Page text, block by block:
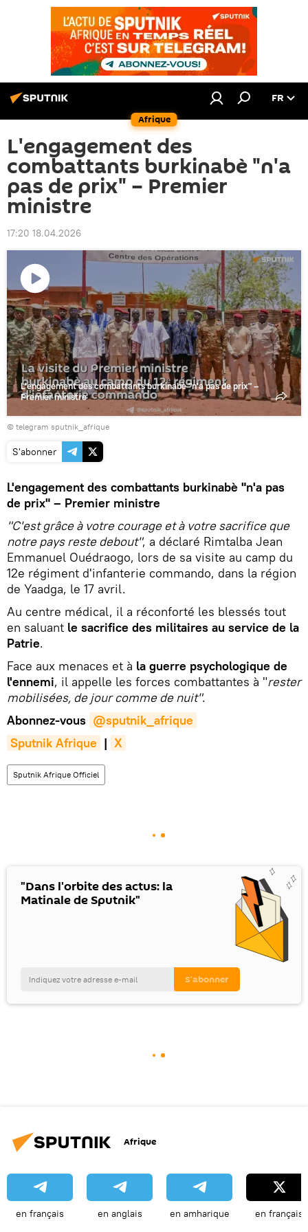
Afrique
FR
L'engagement des
combattants burkinabè "n'a
pas de prix" – Premier
ministre
17:20 18.04.2026
Lire
la
vidéo
L'engagement des combattants burkinabè "n'a pas de prix" –
Premier ministre
© telegram sputnik_afrique
S'abonner
L'engagement des combattants burkinabè "n'a pas
de prix" – Premier ministre
"C'est grâce à votre courage et à votre sacrifice que
notre pays reste debout", a déclaré Rimtalba Jean
Emmanuel Ouédraogo, lors de sa visite au camp du
12e régiment d'infanterie commando, dans la région
de Yaadga, le 17 avril.
Au centre médical, il a réconforté les blessés tout
en saluant le sacrifice des militaires au service de la
Patrie.
Face aux menaces et à la guerre psychologique de
l'ennemi, il appelle les forces combattantes à "rester
mobilisées, de jour comme de nuit".
Abonnez-vous @sputnik_afrique
Sputnik Afrique | X
Sputnik Afrique Officiel
"Dans l'orbite des actus: la
Matinale de Sputnik"
Afrique
en français en anglais en amharique en français